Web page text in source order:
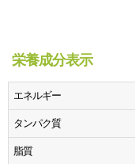
栄養成分表示
エネルギー
タンパク質
脂質